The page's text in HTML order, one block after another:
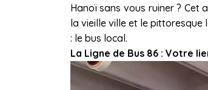
Hanoï sans vous ruiner ? Cet
la vieille ville et le pittoresque
: le bus local.
La Ligne de Bus 86 : Votre